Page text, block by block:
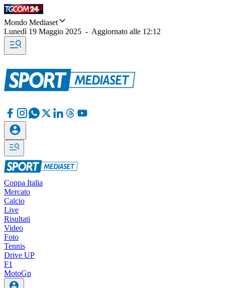
Mondo Mediaset
Lunedì 19 Maggio 2025 - Aggiornato alle 12:12
Coppa Italia
Mercato
Calcio
Live
Risultati
Video
Foto
Tennis
Drive UP
F1
MotoGp